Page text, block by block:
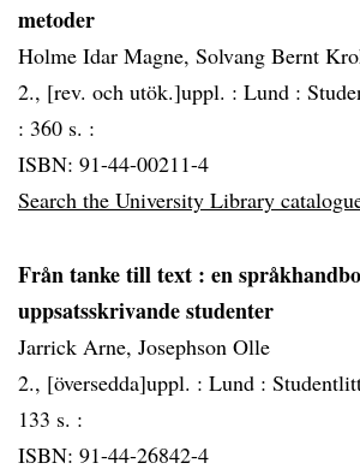
metoder
Holme Idar Magne, Solvang Bernt
2., [rev. och utök.]uppl. : Lund :
: 360 s. :
ISBN: 91-44-00211-4
Search the University Library
Från tanke till text : en
uppsatsskrivande studenter
Jarrick Arne, Josephson Olle
2., [översedda]uppl. : Lund :
133 s. :
ISBN: 91-44-26842-4